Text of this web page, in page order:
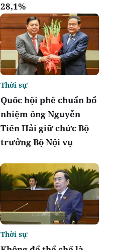
28,1%
Quốc hội phê chuẩn bổ
nhiệm ông Nguyễn
Tiến Hải giữ chức Bộ
trưởng Bộ Nội vụ
Thời sự
Thời sự